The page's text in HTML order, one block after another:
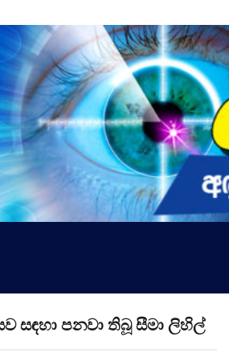
සඳහා පනවා තිබූ සීමා ලිහිල්